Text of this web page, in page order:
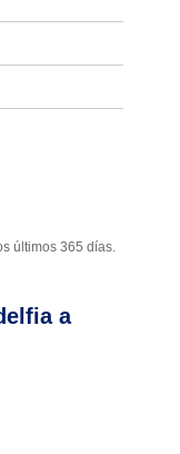
últimos 365 días.
a